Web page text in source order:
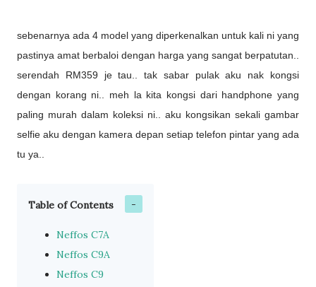
sebenarnya ada 4 model yang diperkenalkan untuk kali ni yang
pastinya amat berbaloi dengan harga yang sangat berpatutan..
serendah RM359 je tau.. tak sabar pulak aku nak kongsi
dengan korang ni.. meh la kita kongsi dari handphone yang
paling murah dalam koleksi ni.. aku kongsikan sekali gambar
selfie aku dengan kamera depan setiap telefon pintar yang ada
tu ya..
Table of Contents
Neffos C7A
Neffos C9A
Neffos C9